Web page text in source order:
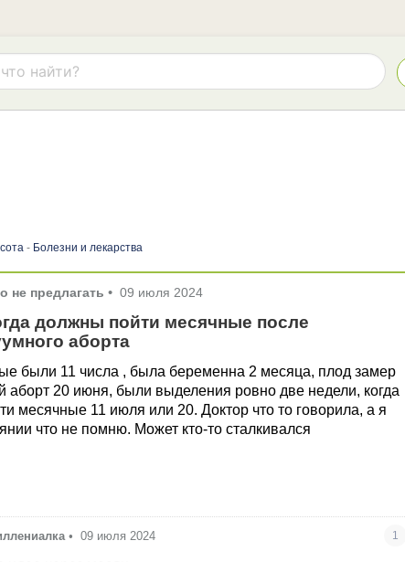
- Болезни и лекарства
не предлагать • 09 июля 2024
должны пойти месячные после
аборта
были 11 числа , была беременна 2 месяца, плод замер
аборт 20 июня, были выделения ровно две недели, когда
месячные 11 июля или 20. Доктор что то говорила, а я
что не помню. Может кто-то сталкивался
• 09 июля 2024 1